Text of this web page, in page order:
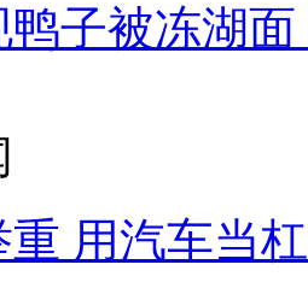
鸭子被冻湖
用汽车当